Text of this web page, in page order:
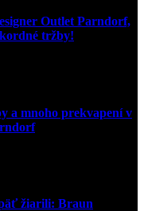
Outlet Parndorf,
tržby!
a mnoho prekvapení v
žiarili: Braun